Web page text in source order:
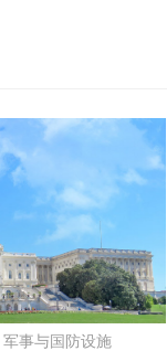
军事与国防设施